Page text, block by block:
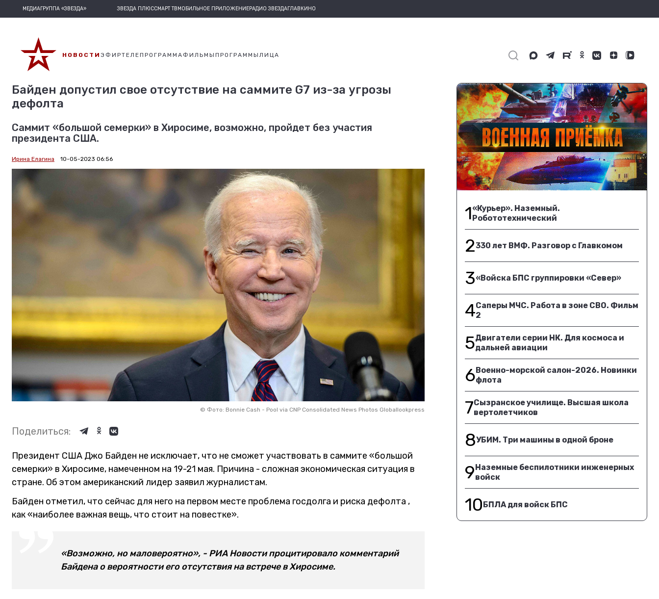
МЕДИАГРУППА «ЗВЕЗДА» ЗВЕЗДА ПЛЮССМАРТ ТВМОБИЛЬНОЕ ПРИЛОЖЕНИЕРАДИО ЗВЕЗДАГЛАВКИНО
НОВОСТИ ЭФИРТЕЛЕПРОГРАММАФИЛЬМЫ ПРОГРАММЫ ЛИЦА
Байден допустил свое отсутствие на саммите G7 из-за угрозы
дефолта
Саммит «большой семерки» в Хиросиме, возможно, пройдет без участия
президента США.
Ирина Елагина 10-05-2023 06:56
© Фото: Bonnie Cash - Pool via CNP Consolidated News Photos Globallookpress
Поделиться:
Президент США Джо Байден не исключает, что не сможет участвовать в саммите «большой
семерки» в Хиросиме, намеченном на 19-21 мая. Причина - сложная экономическая ситуация в
стране. Об этом американский лидер заявил журналистам.
Байден отметил, что сейчас для него на первом месте проблема госдолга и риска дефолта ,
как «наиболее важная вещь, что стоит на повестке».
«Возможно, но маловероятно», - РИА Новости процитировало комментарий
Байдена о вероятности его отсутствия на встрече в Хиросиме.
1«Курьер». Наземный.
Робототехнический
2330 лет ВМФ. Разговор с Главкомом
3«Войска БПС группировки «Север»
4Саперы МЧС. Работа в зоне СВО. Фильм
2
5Двигатели серии НК. Для космоса и
дальней авиации
6Военно-морской салон-2026. Новинки
флота
7Сызранское училище. Высшая школа
вертолетчиков
8УБИМ. Три машины в одной броне
9Наземные беспилотники инженерных
войск
10БПЛА для войск БПС